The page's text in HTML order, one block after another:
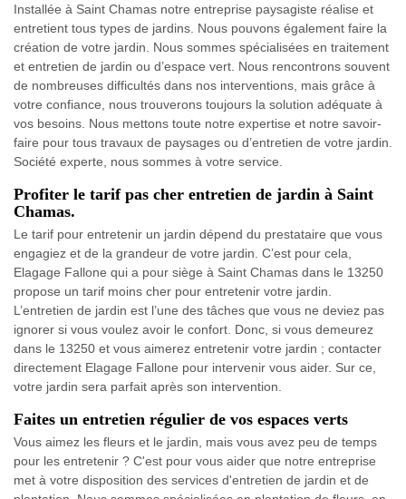
Installée à Saint Chamas notre entreprise paysagiste réalise et
entretient tous types de jardins. Nous pouvons également faire la
création de votre jardin. Nous sommes spécialisées en traitement
et entretien de jardin ou d’espace vert. Nous rencontrons souvent
de nombreuses difficultés dans nos interventions, mais grâce à
votre confiance, nous trouverons toujours la solution adéquate à
vos besoins. Nous mettons toute notre expertise et notre savoir-
faire pour tous travaux de paysages ou d’entretien de votre jardin.
Société experte, nous sommes à votre service.
Profiter le tarif pas cher entretien de jardin à Saint
Chamas.
Le tarif pour entretenir un jardin dépend du prestataire que vous
engagiez et de la grandeur de votre jardin. C’est pour cela,
Elagage Fallone qui a pour siège à Saint Chamas dans le 13250
propose un tarif moins cher pour entretenir votre jardin.
L’entretien de jardin est l’une des tâches que vous ne deviez pas
ignorer si vous voulez avoir le confort. Donc, si vous demeurez
dans le 13250 et vous aimerez entretenir votre jardin ; contacter
directement Elagage Fallone pour intervenir vous aider. Sur ce,
votre jardin sera parfait après son intervention.
Faites un entretien régulier de vos espaces verts
Vous aimez les fleurs et le jardin, mais vous avez peu de temps
pour les entretenir ? C'est pour vous aider que notre entreprise
met à votre disposition des services d'entretien de jardin et de